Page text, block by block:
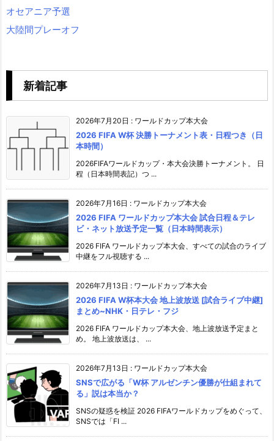
オセアニア予選
大陸間プレーオフ
新着記事
2026年7月20日 : ワールドカップ本大会
2026 FIFA W杯 決勝トーナメント表・日程つき（日
本時間）
2026FIFAワールドカップ・本大会決勝トーナメント。 日
程（日本時間表記）つ ...
2026年7月16日 : ワールドカップ本大会
2026 FIFA ワールドカップ本大会 試合日程＆テレ
ビ・ネット放送予定一覧（日本時間表示）
2026 FIFA ワールドカップ本大会、すべての試合のライブ
中継をフル視聴する ...
2026年7月13日 : ワールドカップ本大会
2026 FIFA W杯本大会 地上波放送 [試合ライブ中継]
まとめ~NHK・日テレ・フジ
2026 FIFA ワールドカップ本大会、地上波放送予定まと
め。 地上波放送は、 ...
2026年7月13日 : ワールドカップ本大会
SNSで広がる「W杯 アルゼンチン優勝が仕組まれて
る」説は本当か？
SNSの疑惑を検証 2026 FIFAワールドカップをめぐって、
SNSでは「FI ...